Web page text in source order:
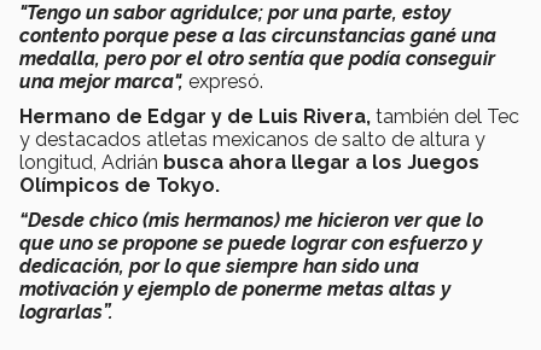
"Tengo un sabor agridulce; por una parte, estoy
contento porque pese a las circunstancias gané una
medalla, pero por el otro sentía que podía conseguir
una mejor marca", expresó.
Hermano de Edgar y de Luis Rivera, también del Tec
y destacados atletas mexicanos de salto de altura y
longitud, Adrián busca ahora llegar a los Juegos
Olímpicos de Tokyo.
“Desde chico (mis hermanos) me hicieron ver que lo
que uno se propone se puede lograr con esfuerzo y
dedicación, por lo que siempre han sido una
motivación y ejemplo de ponerme metas altas y
lograrlas”.